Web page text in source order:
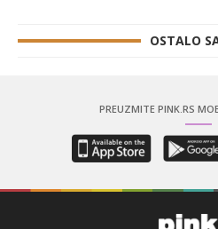
OSTALO
PREUZMITE PINK.RS